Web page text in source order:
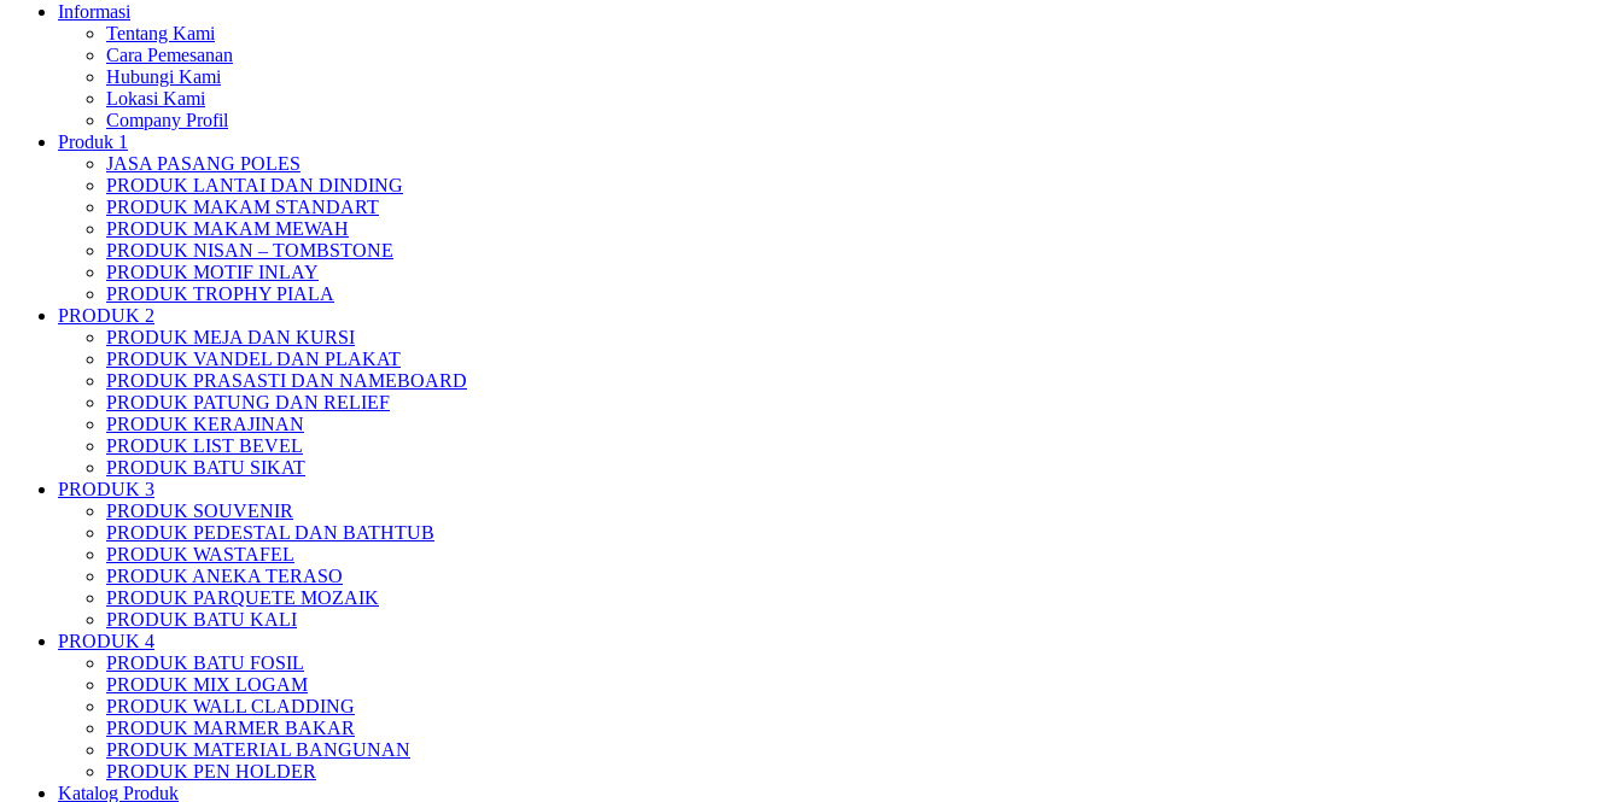
Informasi
Tentang Kami
Cara Pemesanan
Hubungi Kami
Lokasi Kami
Company Profil
Produk 1
JASA PASANG POLES
PRODUK LANTAI DAN DINDING
PRODUK MAKAM STANDART
PRODUK MAKAM MEWAH
PRODUK NISAN – TOMBSTONE
PRODUK MOTIF INLAY
PRODUK TROPHY PIALA
PRODUK 2
PRODUK MEJA DAN KURSI
PRODUK VANDEL DAN PLAKAT
PRODUK PRASASTI DAN NAMEBOARD
PRODUK PATUNG DAN RELIEF
PRODUK KERAJINAN
PRODUK LIST BEVEL
PRODUK BATU SIKAT
PRODUK 3
PRODUK SOUVENIR
PRODUK PEDESTAL DAN BATHTUB
PRODUK WASTAFEL
PRODUK ANEKA TERASO
PRODUK PARQUETE MOZAIK
PRODUK BATU KALI
PRODUK 4
PRODUK BATU FOSIL
PRODUK MIX LOGAM
PRODUK WALL CLADDING
PRODUK MARMER BAKAR
PRODUK MATERIAL BANGUNAN
PRODUK PEN HOLDER
Katalog Produk